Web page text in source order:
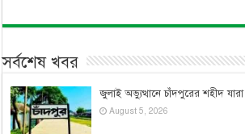
সর্বশেষ খবর
জুলাই অভ্যুত্থানে চাঁদপুরের শহীদ যারা
August 5, 2026